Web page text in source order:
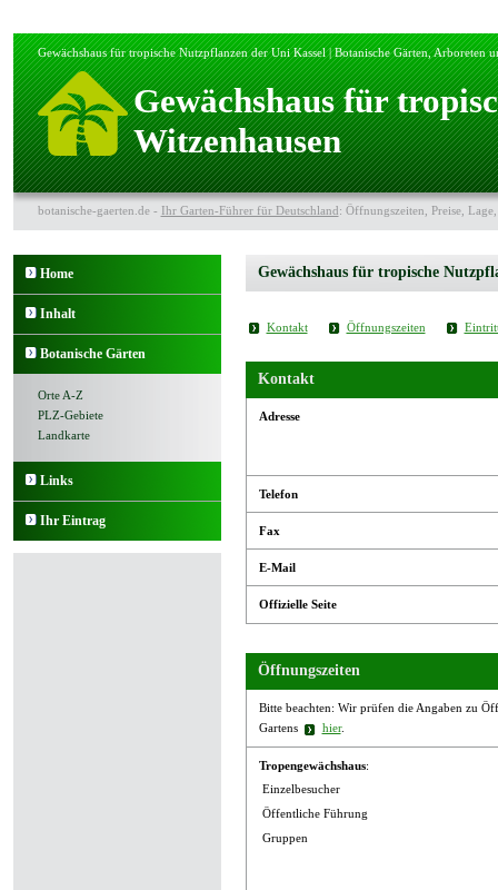
Gewächshaus für tropische Nutzpflanzen der Uni Kassel | Botanische Gärten, Arboreten
Gewächshaus für
Witzenhausen
botanische-gaerten.de - Ihr Garten-Führer für Deutschland: Öffnungszeiten, Preise,
Home
Inhalt
Botanische Gärten
Orte A-Z
PLZ-Gebiete
Landkarte
Links
Ihr Eintrag
Gewächshaus für tropische
Kontakt Öffnungszeiten
Kontakt
Adresse
Telefon
Fax
E-Mail
Offizielle Seite
Öffnungszeiten
Bitte beachten: Wir prüfen die Angaben zu
Gartens
hier.
Tro­pen­ge­wächs­haus:
Einzelbesucher
Öffentliche Führung
Gruppen